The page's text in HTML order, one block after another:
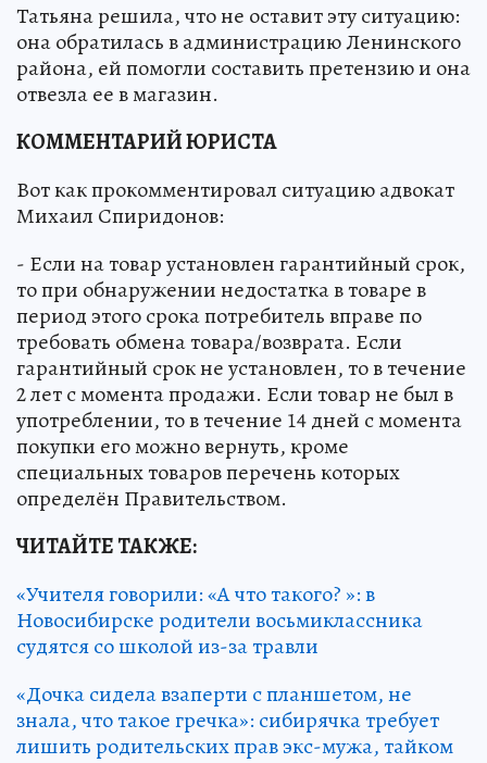
Татьяна решила, что не оставит эту ситуацию:
она обратилась в администрацию Ленинского
района, ей помогли составить претензию и она
отвезла ее в магазин.
КОММЕНТАРИЙ ЮРИСТА
Вот как прокомментировал ситуацию адвокат
Михаил Спиридонов:
- Если на товар установлен гарантийный срок,
то при обнаружении недостатка в товаре в
период этого срока потребитель вправе по
требовать обмена товара/возврата. Если
гарантийный срок не установлен, то в течение
2 лет с момента продажи. Если товар не был в
употреблении, то в течение 14 дней с момента
покупки его можно вернуть, кроме
специальных товаров перечень которых
определён Правительством.
ЧИТАЙТЕ ТАКЖЕ:
«Учителя говорили: «А что такого? »: в
Новосибирске родители восьмиклассника
судятся со школой из-за травли
«Дочка сидела взаперти с планшетом, не
знала, что такое гречка»: сибирячка требует
лишить родительских прав экс-мужа, тайком